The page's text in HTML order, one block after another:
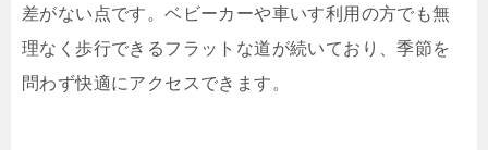
差がない点です。ベビーカーや車いす利用の方でも無
理なく歩行できるフラットな道が続いており、季節を
問わず快適にアクセスできます。